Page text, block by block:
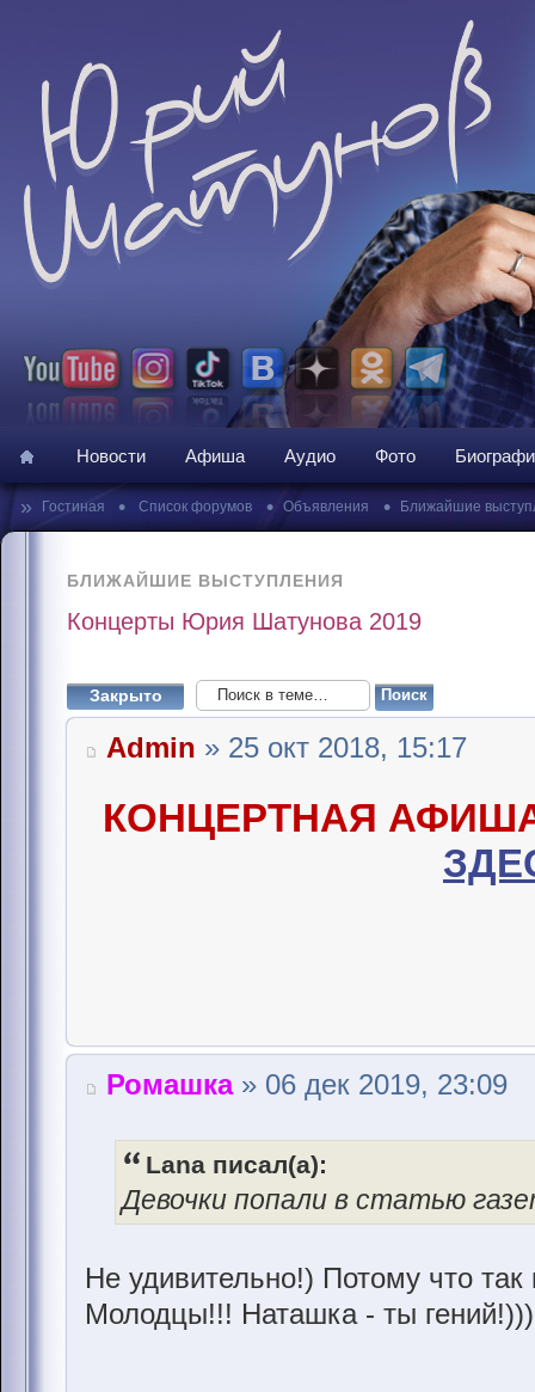
Новости Афиша Аудио Фото
» Гостиная • Список форумов • Объявления • Ближайшие
БЛИЖАЙШИЕ ВЫСТУПЛЕНИЯ
Концерты Юрия Шатунова 2019
Закрыто
Admin » 25 окт 2018, 15:17
КОНЦЕРТНАЯ
Ромашка» 06 дек 2019, 23:09
Lana писал(а):
Девочки попали в статью
Не удивительно!) Потому что
Молодцы!!! Наташка - ты гений!)))